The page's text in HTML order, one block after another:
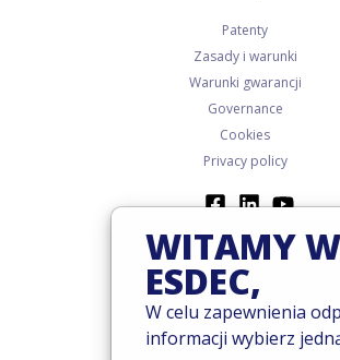
Patenty
Zasady i warunki
Warunki gwarancji
Governance
Cookies
Privacy policy
WITAMY W
ESDEC,
W celu zapewnienia
informacji wybierz